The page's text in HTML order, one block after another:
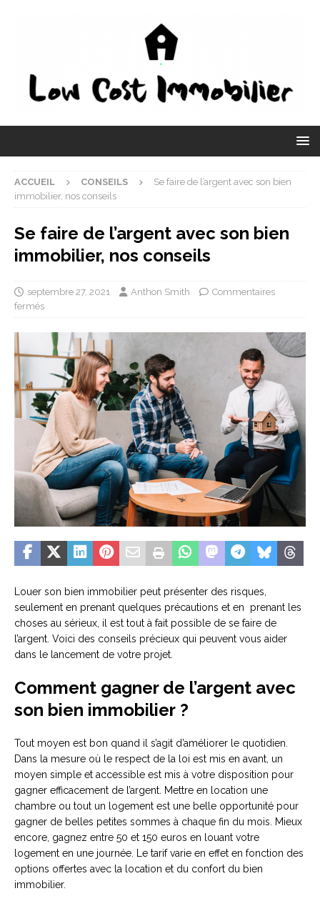
ACCUEIL CONSEILS
Se faire de l’argent avec son bien
immobilier, nos conseils
Se faire de l’argent avec son bien
immobilier, nos conseils
septembre 27, 2021 Anthon Smith
Commentaires
fermés
Louer son bien immobilier peut présenter des risques,
seulement en prenant quelques précautions et en prenant les
choses au sérieux, il est tout à fait possible de se faire de
l’argent. Voici des conseils précieux qui peuvent vous aider
dans le lancement de votre projet.
Comment gagner de l’argent avec
son bien immobilier ?
Tout moyen est bon quand il s’agit d’améliorer le quotidien.
Dans la mesure où le respect de la loi est mis en avant, un
moyen simple et accessible est mis à votre disposition pour
gagner efficacement de l’argent. Mettre en location une
chambre ou tout un logement est une belle opportunité pour
gagner de belles petites sommes à chaque fin du mois. Mieux
encore, gagnez entre 50 et 150 euros en louant votre
logement en une journée. Le tarif varie en effet en fonction des
options offertes avec la location et du confort du bien
immobilier.